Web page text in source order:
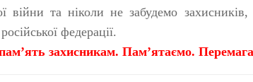
війни та ніколи не забудемо
російської федерації.
захисникам. Пам’ятаємо.